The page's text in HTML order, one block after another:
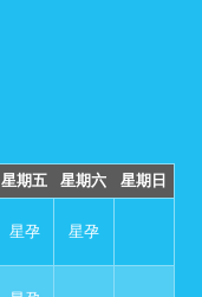
星期五 星期六 星期日
星孕 星孕